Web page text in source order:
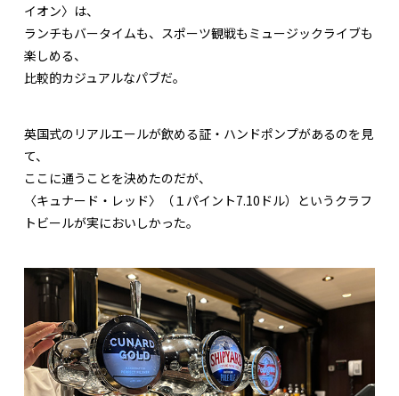
イオン〉は、
ランチもバータイムも、スポーツ観戦もミュージックライブも
楽しめる、
比較的カジュアルなパブだ。
英国式のリアルエールが飲める証・ハンドポンプがあるのを見
て、
ここに通うことを決めたのだが、
〈キュナード・レッド〉（１パイント7.10ドル）というクラフ
トビールが実においしかった。